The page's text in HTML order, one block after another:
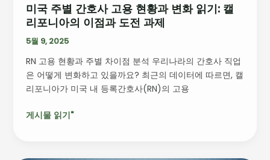
미국 주별 간호사 고용 현황과 변화 읽기: 캘
리포니아의 이점과 도전 과제
5월 9, 2025
RN 고용 현황과 주별 차이점 분석 우리나라의 간호사 직업
은 어떻게 변화하고 있을까요? 최근의 데이터에 따르면, 캘
리포니아가 미국 내 등록간호사(RN)의 고용
과
변
화
기:
캘
리
니
게시물 읽기"